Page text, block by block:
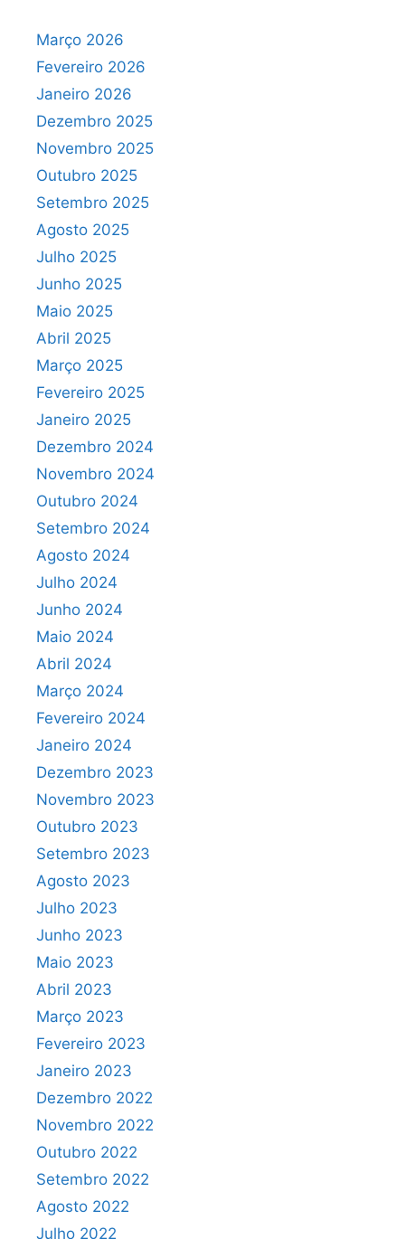
Março 2026
Fevereiro 2026
Janeiro 2026
Dezembro 2025
Novembro 2025
Outubro 2025
Setembro 2025
Agosto 2025
Julho 2025
Junho 2025
Maio 2025
Abril 2025
Março 2025
Fevereiro 2025
Janeiro 2025
Dezembro 2024
Novembro 2024
Outubro 2024
Setembro 2024
Agosto 2024
Julho 2024
Junho 2024
Maio 2024
Abril 2024
Março 2024
Fevereiro 2024
Janeiro 2024
Dezembro 2023
Novembro 2023
Outubro 2023
Setembro 2023
Agosto 2023
Julho 2023
Junho 2023
Maio 2023
Abril 2023
Março 2023
Fevereiro 2023
Janeiro 2023
Dezembro 2022
Novembro 2022
Outubro 2022
Setembro 2022
Agosto 2022
Julho 2022